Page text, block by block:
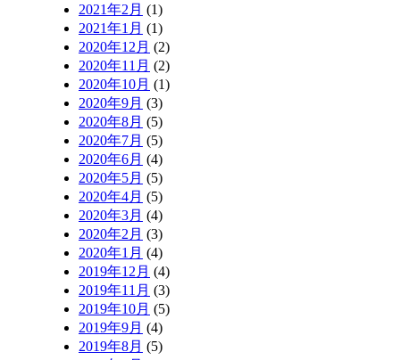
2021年2月 (1)
2021年1月 (1)
2020年12月 (2)
2020年11月 (2)
2020年10月 (1)
2020年9月 (3)
2020年8月 (5)
2020年7月 (5)
2020年6月 (4)
2020年5月 (5)
2020年4月 (5)
2020年3月 (4)
2020年2月 (3)
2020年1月 (4)
2019年12月 (4)
2019年11月 (3)
2019年10月 (5)
2019年9月 (4)
2019年8月 (5)